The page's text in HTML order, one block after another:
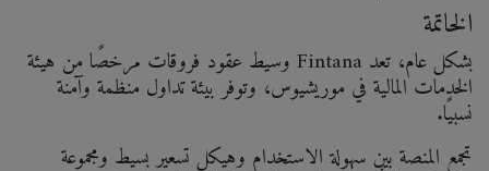
الخاتمة
بشكل عام، تعد Fintana وسيط عقود فروقات مرخصًا من هيئة
الخدمات المالية في موريشيوس، وتوفر بيئة تداول منظمة وآمنة
نسبيًا.
تجمع المنصة بين سهولة الاستخدام وهيكل تسعير بسيط ومجموعة